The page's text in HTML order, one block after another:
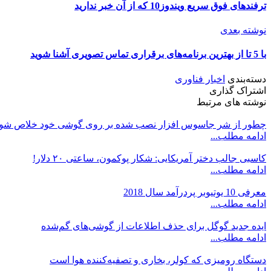
ترفندهای فوق سریع ویندوز10 که از آن خبر ندارید
نوشته بعدی
با 5 تا از بهترین برنامه‌های برقراری تماس‌ تصویری آشنا شوید
دسته‌بندی اخبار فناوری
اشتراک گذاری
نوشته های مرتبط
چطور از شر جاسوس افزار نصب شده بر روی گوشی خود خلاص
ادامه مطلب...
کاسبی جالب دختر آمریکایی: شکار پوکمون، ساعتی ۲۰ دلار!
ادامه مطلب...
معرفی 10 یوتیوبر پردرآمد سال 2018
ادامه مطلب...
ایده جدید گوگل برای حذف اطلاعات از گوشی‌های گم‌شده
ادامه مطلب...
دستگاه رومیزی که کولر، بخاری و تصفیه‌کننده هوا است